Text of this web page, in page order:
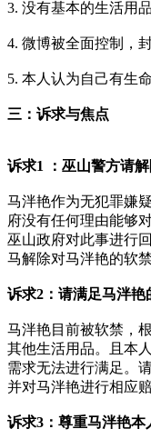
3. 没有基本的生活用
4. 微博被全面控制，
5. 本人认为自己有生
三：诉求与焦点
诉求1 ：巫山警方请
马泮艳作为无犯罪嫌
府没有任何理由能够
巫山政府对此事进行
马解除对马泮艳的软禁
诉求2：请满足马泮艳
马泮艳目前被软禁，
其他生活用品。且本
需求无法进行满足。
并对马泮艳进行相应赔
诉求3：尊重马泮艳本